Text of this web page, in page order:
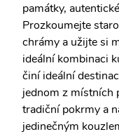
památky,
Prozkoumejte
chrámy a užijte si
ideální kombinaci
činí ideální
jednom z místních
tradiční pokrmy a
jedinečným